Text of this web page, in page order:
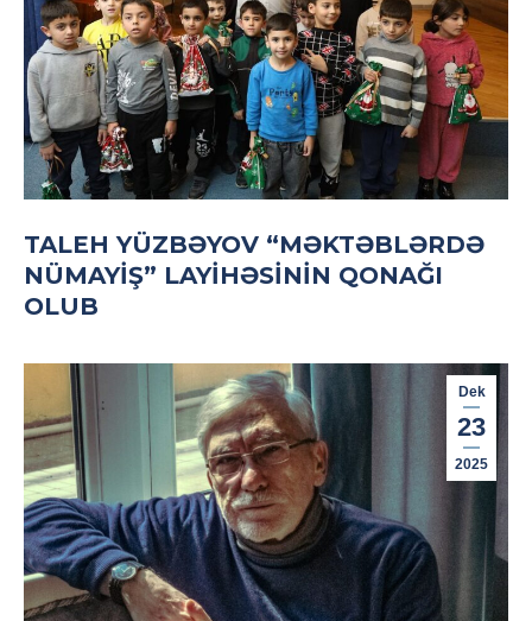
TALEH YÜZBƏYOV “MƏKTƏBLƏRDƏ
NÜMAYIŞ” LAYIHƏSININ QONAĞI
OLUB
Dek
23
2025